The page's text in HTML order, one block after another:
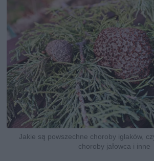
Jakie są powszechne choroby iglaków,
choroby jałowca i inne